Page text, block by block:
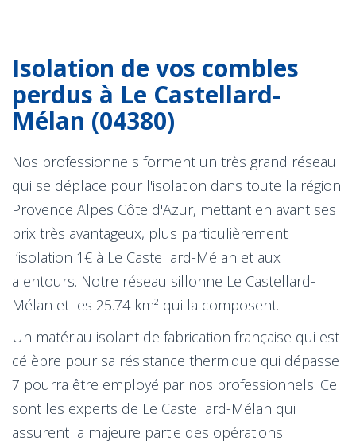
Isolation de vos combles
perdus à Le Castellard-
Mélan (04380)
Nos professionnels forment un très grand réseau
qui se déplace pour l'isolation dans toute la région
Provence Alpes Côte d'Azur, mettant en avant ses
prix très avantageux, plus particulièrement
l’isolation 1€ à Le Castellard-Mélan et aux
alentours. Notre réseau sillonne Le Castellard-
Mélan et les 25.74 km² qui la composent.
Un matériau isolant de fabrication française qui est
célèbre pour sa résistance thermique qui dépasse
7 pourra être employé par nos professionnels. Ce
sont les experts de Le Castellard-Mélan qui
assurent la majeure partie des opérations